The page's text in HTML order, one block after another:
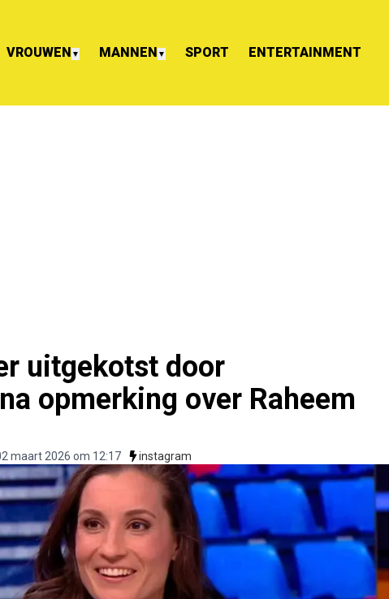
VROUWEN ▼ MANNEN ▼ SPORT ENTERTAINMENT
uitgekotst door
opmerking over Raheem
maart 2026 om 12:17 instagram